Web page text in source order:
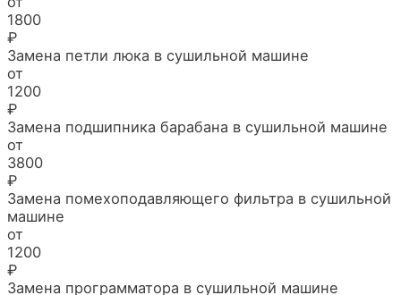
1800
₽
Замена петли люка в сушильной машине
от
1200
₽
Замена подшипника барабана в сушильной машине
от
3800
₽
Замена помехоподавляющего фильтра в сушильной
машине
от
1200
₽
Замена программатора в сушильной машине